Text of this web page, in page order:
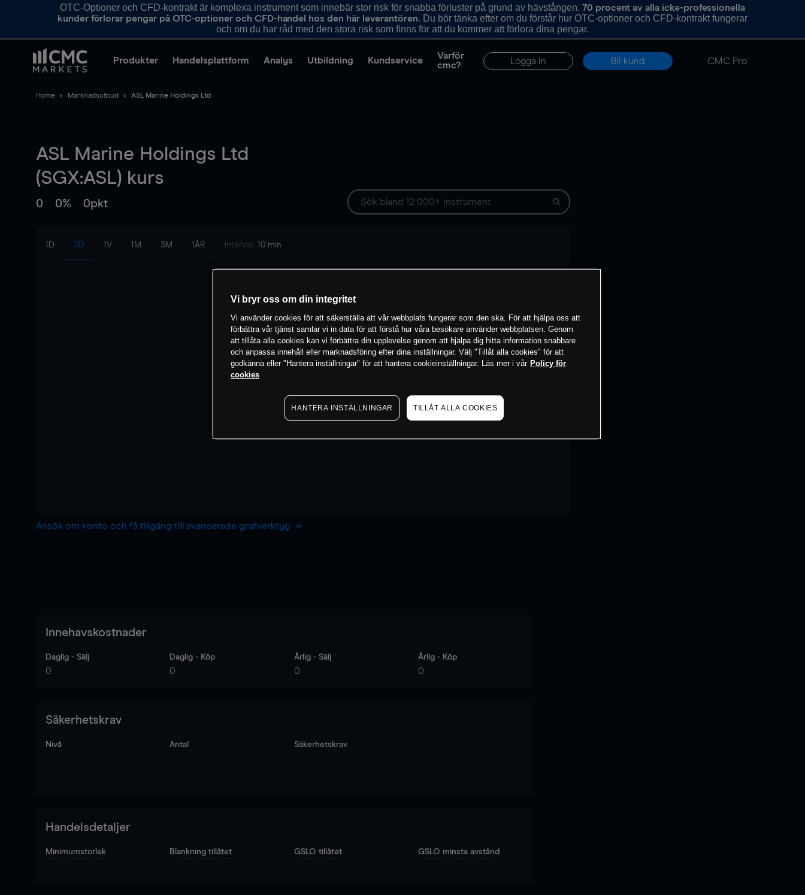
OTC-Optioner och CFD-kontrakt är komplexa instrument som innebär stor risk för snabba förluster på grund av hävstången. 70 procent av alla icke-professionella
kunder förlorar pengar på OTC-optioner och CFD-handel hos den här leverantören. Du bör tänka efter om du förstår hur OTC-optioner och CFD-kontrakt fungerar
och om du har råd med den stora risk som finns för att du kommer att förlora dina pengar.
Produkter Handelsplattform Analys Utbildning Kundservice
Varför
cmc?
Logga in Bli kund CMC Pro
Home Marknadsutbud ASL Marine Holdings Ltd
ASL Marine Holdings Ltd
(SGX:ASL) kurs
0 0% 0pkt
1D 3D 1V 1M 3M 1ÅR Intervall: 10 min
Ansök om konto och få tillgång till avancerade grafverktyg
Innehavskostnader
Daglig - Sälj
0
Daglig - Köp
0
Årlig - Sälj
0
Årlig - Köp
0
Säkerhetskrav
Nivå Antal Säkerhetskrav
Handelsdetaljer
Minimumstorlek Blankning tillåtet GSLO tillåtet GSLO minsta avstånd
Vi bryr oss om din integritet
Vi använder cookies för att säkerställa att vår webbplats fungerar som den ska. För att hjälpa oss att
förbättra vår tjänst samlar vi in data för att förstå hur våra besökare använder webbplatsen. Genom
att tillåta alla cookies kan vi förbättra din upplevelse genom att hjälpa dig hitta information snabbare
och anpassa innehåll eller marknadsföring efter dina inställningar. Välj "Tillåt alla cookies" för att
godkänna eller "Hantera inställningar" för att hantera cookieinställningar. Läs mer i vår Policy för
cookies
HANTERA INSTÄLLNINGAR TILLÅT ALLA COOKIES